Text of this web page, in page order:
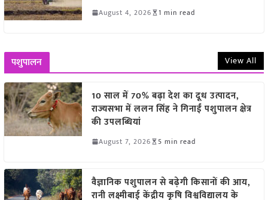
August 4, 2026 1 min read
पशुपालन View All
10 साल में 70% बढ़ा देश का दूध उत्पादन,
राज्यसभा में ललन सिंह ने गिनाईं पशुपालन क्षेत्र
की उपलब्धियां
August 7, 2026 5 min read
वैज्ञानिक पशुपालन से बढ़ेगी किसानों की आय,
रानी लक्ष्मीबाई केंद्रीय कृषि विश्वविद्यालय के